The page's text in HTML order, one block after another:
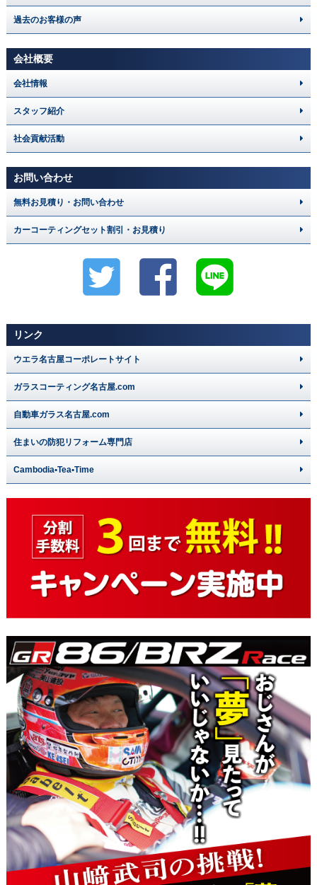
過去のお客様の声
会社概要
会社情報
スタッフ紹介
社会貢献活動
お問い合わせ
無料お見積り・お問い合わせ
カーコーティングセット割引・お見積り
リンク
ウエラ名古屋コーポレートサイト
ガラスコーティング名古屋.com
自動車ガラス名古屋.com
住まいの防犯リフォーム専門店
Cambodia•Tea•Time